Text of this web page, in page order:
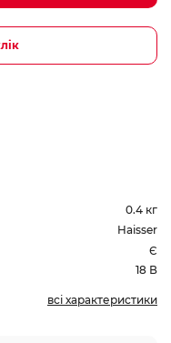
0.4 кг
Haisser
Є
18 В
всі характеристики